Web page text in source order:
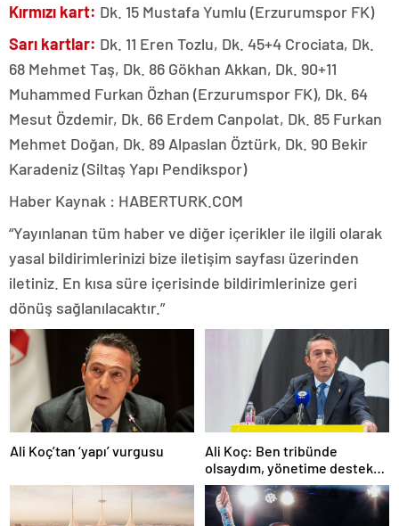
Kırmızı kart: Dk. 15 Mustafa Yumlu (Erzurumspor FK)
Sarı kartlar: Dk. 11 Eren Tozlu, Dk. 45+4 Crociata, Dk.
68 Mehmet Taş, Dk. 86 Gökhan Akkan, Dk. 90+11
Muhammed Furkan Özhan (Erzurumspor FK), Dk. 64
Mesut Özdemir, Dk. 66 Erdem Canpolat, Dk. 85 Furkan
Mehmet Doğan, Dk. 89 Alpaslan Öztürk, Dk. 90 Bekir
Karadeniz (Siltaş Yapı Pendikspor)
Haber Kaynak : HABERTURK.COM
“Yayınlanan tüm haber ve diğer içerikler ile ilgili olarak
yasal bildirimlerinizi bize iletişim sayfası üzerinden
iletiniz. En kısa süre içerisinde bildirimlerinize geri
dönüş sağlanılacaktır.”
Ali Koç’tan ‘yapı’ vurgusu
Ali Koç: Ben tribünde
olsaydım, yönetime destek
olurdum